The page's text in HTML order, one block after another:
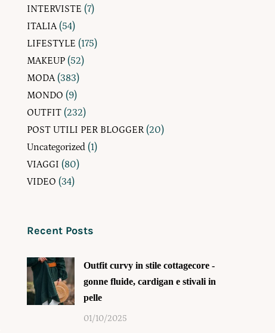
INTERVISTE (7)
ITALIA(54)
LIFESTYLE (175)
MAKEUP (52)
MODA(383)
MONDO (9)
OUTFIT (232)
POST UTILI PER BLOGGER (20)
Uncategorized (1)
VIAGGI (80)
VIDEO (34)
Recent Posts
Outfit curvy in stile cottagecore -
gonne fluide, cardigan e stivali in
pelle
01/10/2025